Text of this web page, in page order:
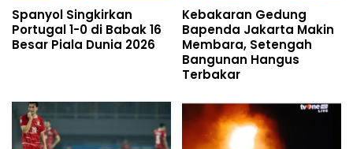
Spanyol Singkirkan
Portugal 1-0 di Babak 16
Besar Piala Dunia 2026
Kebakaran Gedung
Bapenda Jakarta Makin
Membara, Setengah
Bangunan Hangus
Terbakar